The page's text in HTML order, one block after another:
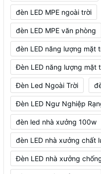
đèn LED MPE ngoài trời
đèn LED MPE văn phòng
đèn LED năng lượng mặt
Đèn LED năng lượng mặt
Đèn Led Ngoài Trời
Đèn LED Ngư Nghiệp
đèn led nhà xưởng 100w
đèn LED nhà xưởng chất
Đèn LED nhà xưởng